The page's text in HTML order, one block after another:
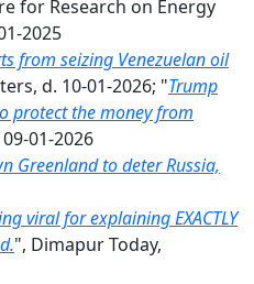
for Research on Energy
2025
from seizing Venezuelan oil
d. 10-01-2026; "Trump
protect the money from
01-2026
Greenland to deter Russia,
viral for explaining EXACTLY
", Dimapur Today,